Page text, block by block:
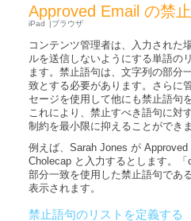
Approved Email の禁
iPad ブラウザ
コンテンツ管理者は、入力された
ルを送信しないようにする単語の
ます。禁止語句は、文字列の部分
致とする必要があります。さらに
セージを使用して他にも禁止語句
これにより、禁止すべき語句に対
制約を最小限に抑えることができま
例えば、Sarah Jones が Approved
Cholecap と入力するとします。
部分一致を使用した禁止語句であ
表示されます。
禁止語句のリストを定義する
フィードバック